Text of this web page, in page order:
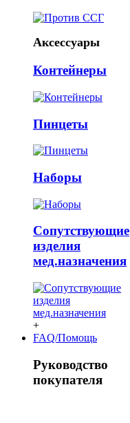
Аксессуары
Контейнеры
Пинцеты
Наборы
Сопутствующие
изделия
мед.назначения
+
FAQ/Помощь
Руководство
покупателя